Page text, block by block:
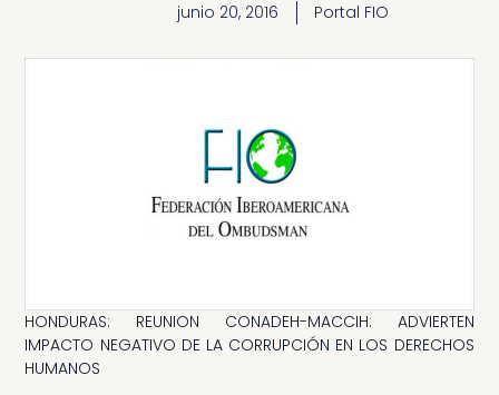
junio 20, 2016 Portal FIO
HONDURAS: REUNION CONADEH-MACCIH: ADVIERTEN
IMPACTO NEGATIVO DE LA CORRUPCIÓN EN LOS DERECHOS
HUMANOS